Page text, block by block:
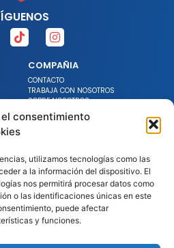
consentimiento
utilizamos tecnologías como las
a la información del dispositivo. El
nos permitirá procesar datos como
o las identificaciones únicas en este
puede afectar
y funciones.
COMPAÑIA
CONTACTO
TRABAJA CON NOSOTROS
SOBRE NOSOTROS
NOTICIAS
DECLARACIÓN DE ACCESIBILIDAD